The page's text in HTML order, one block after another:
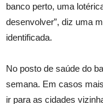
banco perto, uma
desenvolver”, diz uma
identificada.
No posto de saúde do
semana. Em casos
ir para as cidades